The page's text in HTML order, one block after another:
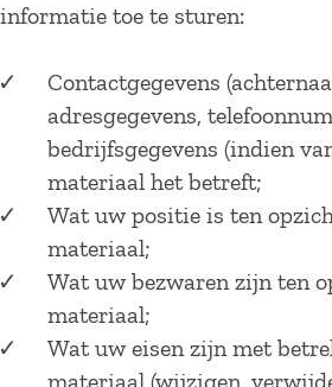
informatie toe te sturen:
Contactgegevens
adresgegevens,
bedrijfsgegevens (indien
materiaal het betreft;
Wat uw positie is ten
materiaal;
Wat uw bezwaren zijn ten
materiaal;
Wat uw eisen zijn met
materiaal (wijzigen,